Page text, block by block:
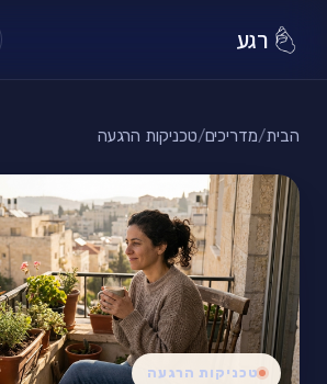
רגע
הבית/מדריכים/טכניקות הרגעה
טכניקות הרגעה